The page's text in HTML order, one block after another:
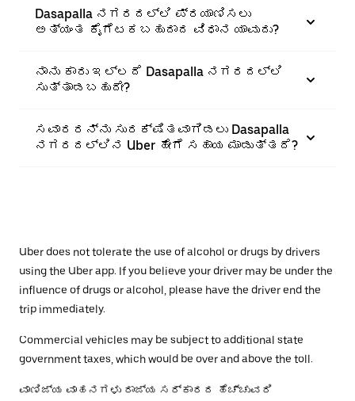
Dasapalla ನಗರದಲ್ಲಿ ಪ್ರಯಾಣಿಸಲು
ಅತ್ಯಂತ ಕೈಗೆಟಕಬಹುದಾದ ವಿಧಾನ ಯಾವುದು?
ನಾನು ಕಾರು ಇಲ್ಲದೆ Dasapalla ನಗರದಲ್ಲಿ
ಸುತ್ತಾಡಬಹುದೇ?
ಸವಾರರನ್ನು ಸುರಕ್ಷಿತವಾಗಿಡಲು Dasapalla
ನಗರದಲ್ಲಿನ Uber ಹೇಗೆ ಸಹಾಯ ಮಾಡುತ್ತದೆ?
Uber does not tolerate the use of alcohol or drugs by drivers
using the Uber app. If you believe your driver may be under the
influence of drugs or alcohol, please have the driver end the
trip immediately.
Commercial vehicles may be subject to additional state
government taxes, which would be over and above the toll.
ವಾಣಿಜ್ಯ ವಾಹನಗಳು ರಾಜ್ಯ ಸರ್ಕಾರದ ಹೆಚ್ಚುವರಿ